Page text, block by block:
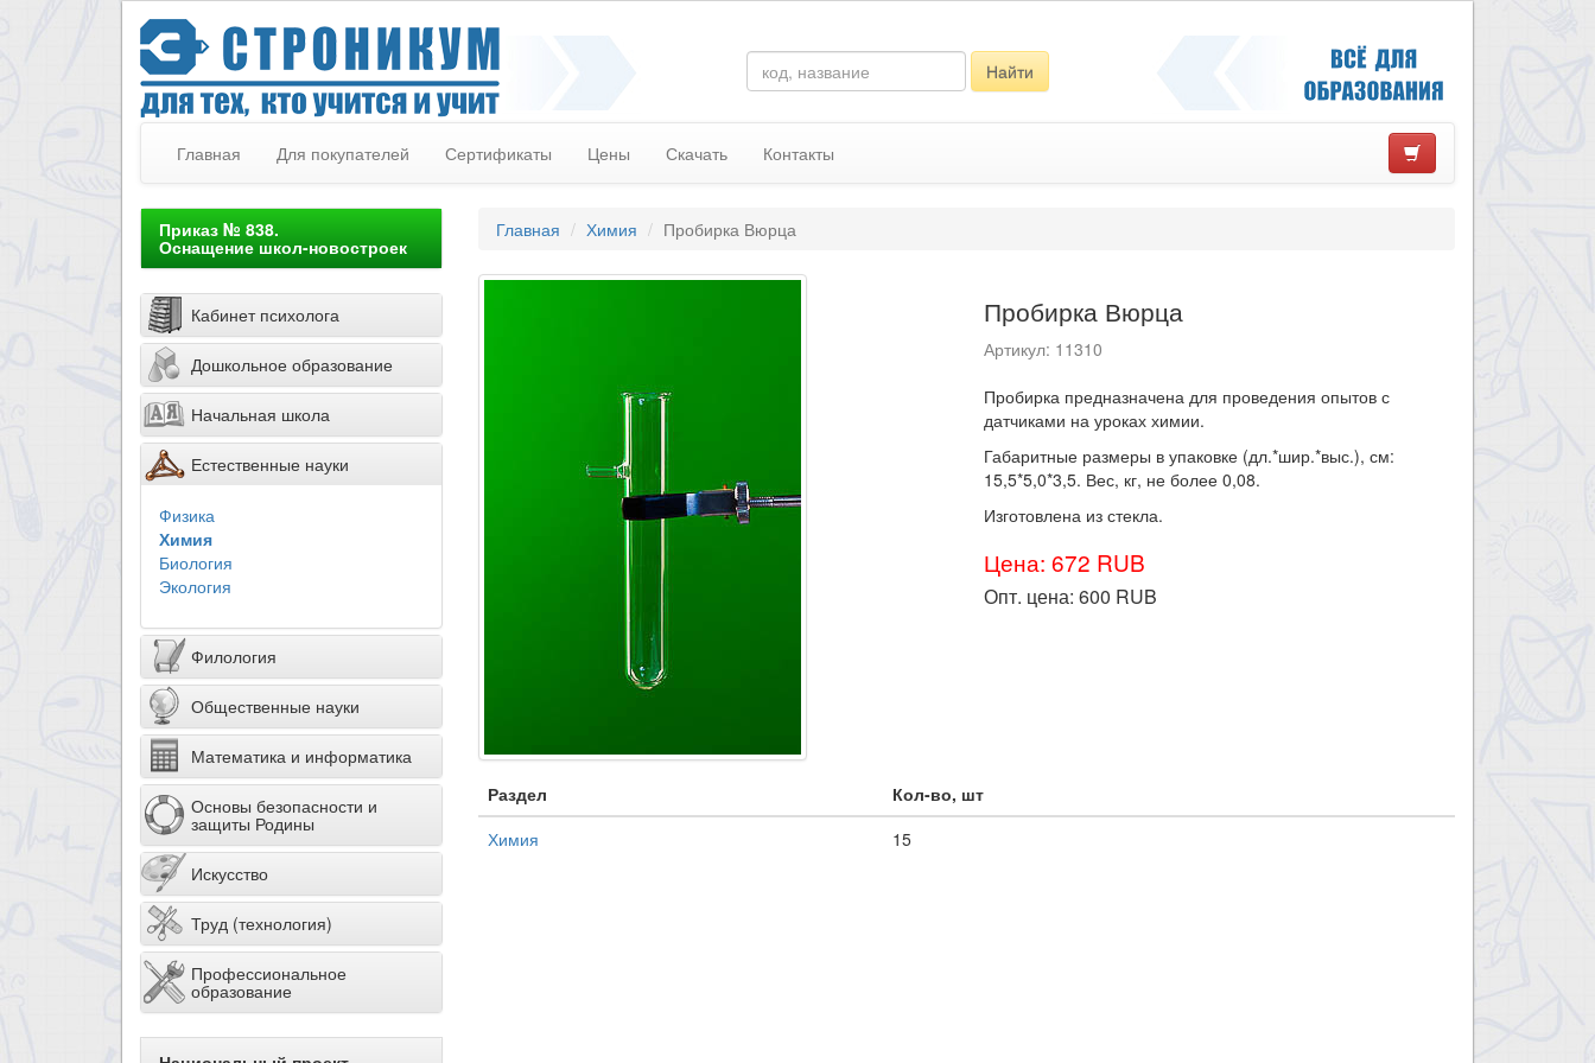
Найти
Главная Для покупателей Сертификаты Цены Скачать Контакты
Приказ № 838.
Оснащение школ-новостроек
Кабинет психолога
Дошкольное образование
Начальная школа
Естественные науки
Физика
Химия
Биология
Экология
Филология
Общественные науки
Математика и информатика
Основы безопасности и
защиты Родины
Искусство
Труд (технология)
Профессиональное
образование
Главная Химия Пробирка Вюрца
Пробирка Вюрца
Артикул: 11310
​Пробирка предназначена для проведения опытов с
датчиками на уроках химии.
Габаритные размеры в упаковке (дл.*шир.*выс.), см:
15,5*5,0*3,5. Вес, кг, не более 0,08.
Изготовлена из стекла.
Цена: 672 RUB
Опт. цена:600 RUB
Раздел
Кол-во, шт
Химия
15